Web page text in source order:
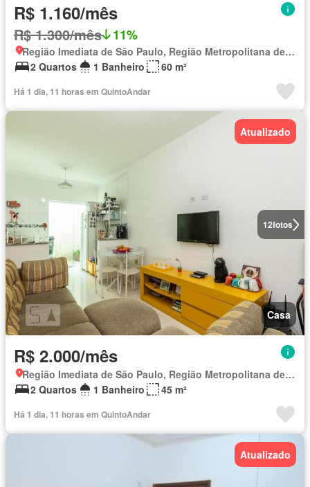
R$ 1.160/mês
R$ 1.300/mês 11%
Região Imediata de São Paulo, Região Metropolitana de São Paulo
2 Quartos
1 Banheiro 60 m²
Há 1 dia, 11 horas em QuintoAndar
12fotos
Atualizado
Casa
R$ 2.000/mês
Região Imediata de São Paulo, Região Metropolitana de São Paulo
2 Quartos
1 Banheiro 45 m²
Há 1 dia, 11 horas em QuintoAndar
Atualizado